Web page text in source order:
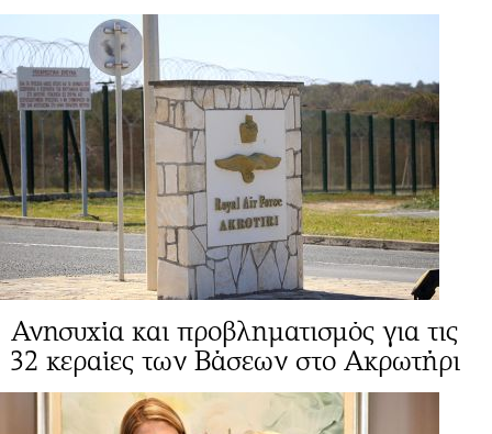
Ανησυχία και προβληματισμός για τις
32 κεραίες των Βάσεων στο Ακρωτήρι